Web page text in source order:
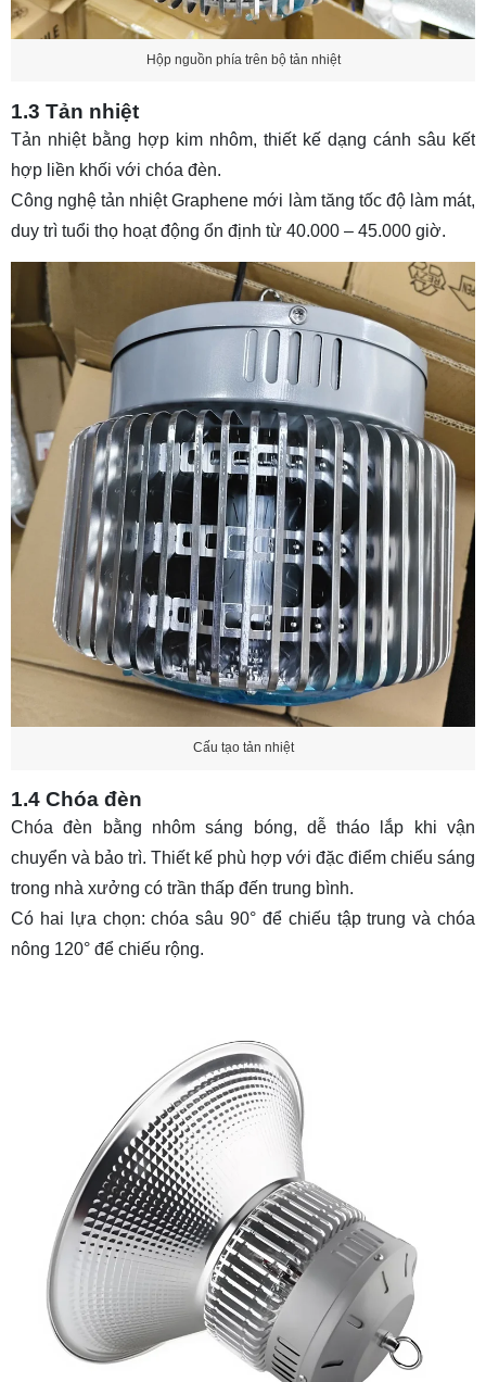
Hộp nguồn phía trên bộ tản nhiệt
1.3 Tản nhiệt
Tản nhiệt bằng hợp kim nhôm, thiết kế dạng cánh sâu kết
hợp liền khối với chóa đèn.
Công nghệ tản nhiệt Graphene mới làm tăng tốc độ làm mát,
duy trì tuổi thọ hoạt động ổn định từ 40.000 – 45.000 giờ.
Cấu tạo tản nhiệt
1.4 Chóa đèn
Chóa đèn bằng nhôm sáng bóng, dễ tháo lắp khi vận
chuyển và bảo trì. Thiết kế phù hợp với đặc điểm chiếu sáng
trong nhà xưởng có trần thấp đến trung bình.
Có hai lựa chọn: chóa sâu 90° để chiếu tập trung và chóa
nông 120° để chiếu rộng.